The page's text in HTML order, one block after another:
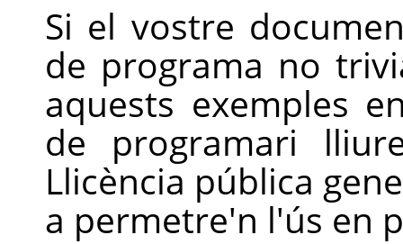
Si el vostre
de programa no
aquests exemples
de programari
Llicència pública
a permetre'n l'ús en